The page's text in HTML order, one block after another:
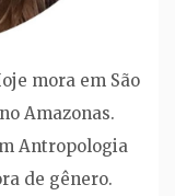
mora em São
Amazonas.
Antropologia
de gênero.